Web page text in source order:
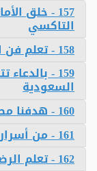
157 - خلق
التاكسي
158 - تعلم فن التعامل مع الناس
159 -
السعودية
160 - هدفنا مصر بلا أمية - قصة واقعية
161 - من أسرار نجاح فريق برشلونة
162 - تعلم الرضا عن الله